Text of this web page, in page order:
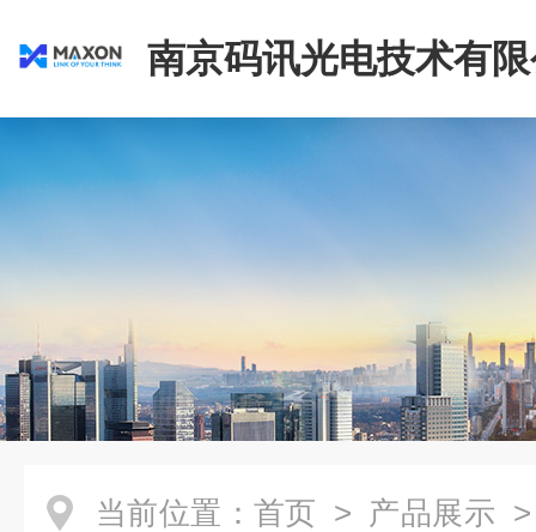
南京码讯光电技术有
当前位置： 首页 > 产品展示